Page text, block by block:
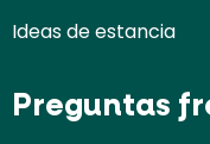
Ideas de estancia
Preguntas